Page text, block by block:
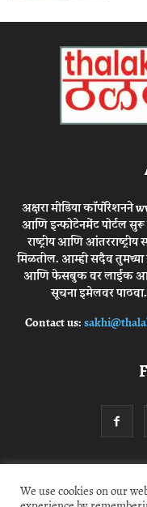
अक्षरा मीडिया कॉर्पोरेशनने
आणि इन्फोटेनमेंट पोर्टल
राष्ट्रीय आणि
मिळतील. आम्ही सदैव तुमच्या
आणि फेसबुक वर लाईक
सूचना इमेलवर
Contact us:
We use cookies on our